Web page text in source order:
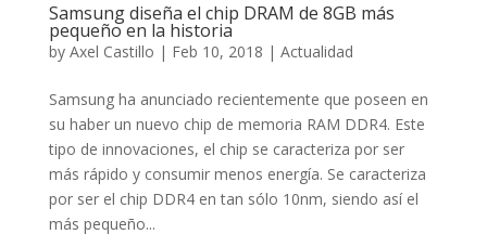
Samsung diseña el chip DRAM de 8GB más
pequeño en la historia
by Axel Castillo | Feb 10, 2018 | Actualidad
Samsung ha anunciado recientemente que poseen en
su haber un nuevo chip de memoria RAM DDR4. Este
tipo de innovaciones, el chip se caracteriza por ser
más rápido y consumir menos energía. Se caracteriza
por ser el chip DDR4 en tan sólo 10nm, siendo así el
más pequeño...